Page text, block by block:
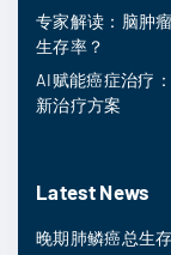
专家解读：脑肿
生存率？
AI赋能癌症治疗
新治疗方案
Latest News
晚期肺鳞癌总生